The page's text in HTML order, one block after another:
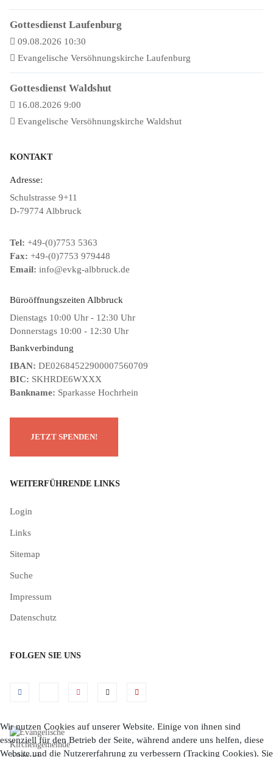
Gottesdienst Laufenburg
09.08.2026 10:30
Evangelische Versöhnungskirche Laufenburg
Gottesdienst Waldshut
16.08.2026 9:00
Evangelische Versöhnungskirche Waldshut
KONTAKT
Adresse:
Schulstrasse 9+11
D-79774 Albbruck
Tel: +49-(0)7753 5363
Fax: +49-(0)7753 979448
Email: info@evkg-albbruck.de
Büroöffnungszeiten Albbruck
Dienstags 10:00 Uhr - 12:30 Uhr
Donnerstags 10:00 - 12:30 Uhr
Bankverbindung
IBAN: DE02684522900007560709
BIC: SKHRDE6WXXX
Bankname: Sparkasse Hochrhein
WEITERFÜHRENDE LINKS
Login
Links
Sitemap
Suche
Impressum
Datenschutz
FOLGEN SIE UNS
Wir nutzen Cookies auf unserer Website. Einige von ihnen sind
essenziell für den Betrieb der Seite, während andere uns helfen, diese
Website und die Nutzererfahrung zu verbessern (Tracking Cookies). Sie